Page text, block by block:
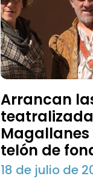
Arrancan
Magallanes
telón de
18 de julio de